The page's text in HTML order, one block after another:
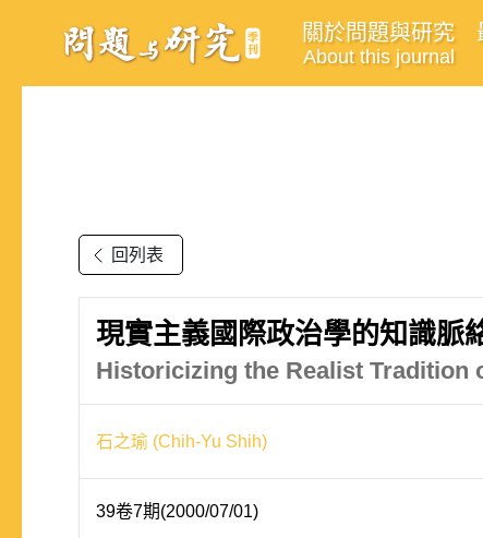
關於問題與研究
About this journal
回列表
現實主義國際政治學的知識脈
Historicizing the Realist Tradition
石之瑜 (Chih-Yu Shih)
39卷7期(2000/07/01)